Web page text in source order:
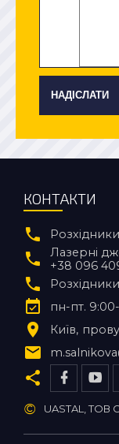
НАДІСЛАТИ
КОНТАКТИ
Лазерні
+38 096
пн-пт.
Київ
© UASTAL, ТОВ